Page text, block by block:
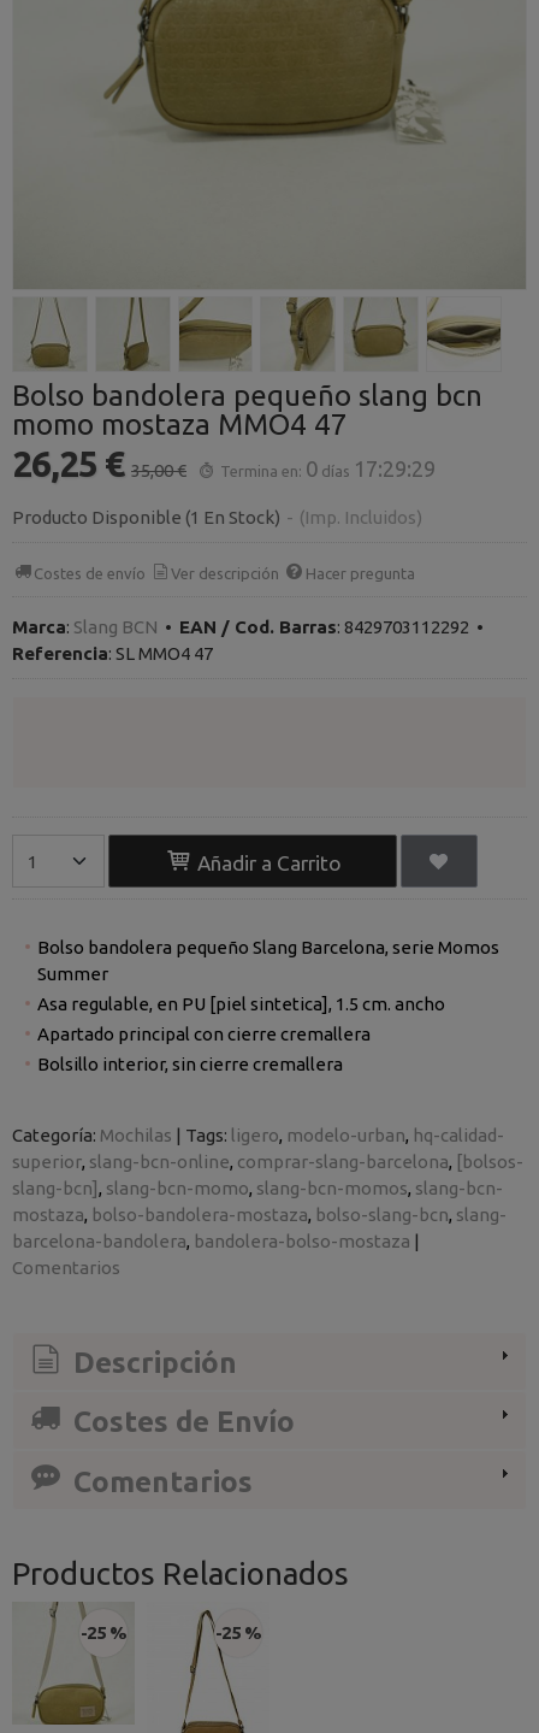
Bolso bandolera pequeño slang bcn
momo mostaza MMO4 47
26,25 € 35,00 € Termina en: 0 días 17:29:29
Producto Disponible (1 En Stock) - (Imp. Incluidos)
Costes de envío Ver descripción Hacer pregunta
Marca: Slang BCN • EAN / Cod. Barras: 8429703112292 •
Referencia: SL MMO4 47
Añadir a Carrito
Bolso bandolera pequeño Slang Barcelona, serie Momos
Summer
Asa regulable, en PU [piel sintetica], 1.5 cm. ancho
Apartado principal con cierre cremallera
Bolsillo interior, sin cierre cremallera
Categoría: Mochilas | Tags: ligero modelo-urban hq-calidad-
superior slang-bcn-online comprar-slang-barcelona [bolsos-
slang-bcn] slang-bcn-momo slang-bcn-momos slang-bcn-
mostaza bolso-bandolera-mostaza bolso-slang-bcn slang-
barcelona-bandolera bandolera-bolso-mostaza |
Comentarios
Descripción
Costes de Envío
Comentarios
Productos Relacionados
-25 % -25 %